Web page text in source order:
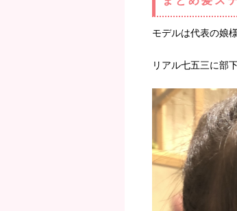
モデルは代表の娘様
リアル七五三に部